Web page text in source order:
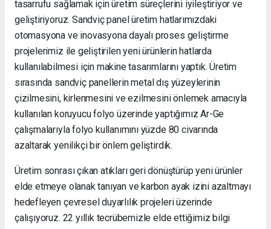
tasarrufu sağlamak için üretim süreçlerini iyileştiriyor ve
geliştiriyoruz. Sandviç panel üretim hatlarımızdaki
otomasyona ve inovasyona dayalı proses geliştirme
projelerimiz ile geliştirilen yeni ürünlerin hatlarda
kullanılabilmesi için makine tasarımlarını yaptık. Üretim
sırasında sandviç panellerin metal dış yüzeylerinin
çizilmesini, kirlenmesini ve ezilmesini önlemek amacıyla
kullanılan koruyucu folyo üzerinde yaptığımız Ar-Ge
çalışmalarıyla folyo kullanımını yüzde 80 civarında
azaltarak yenilikçi bir önlem geliştirdik.
Üretim sonrası çıkan atıkları geri dönüştürüp yeni ürünler
elde etmeye olanak tanıyan ve karbon ayak izini azaltmayı
hedefleyen çevresel duyarlılık projeleri üzerinde
çalışıyoruz. 22 yıllık tecrübemizle elde ettiğimiz bilgi